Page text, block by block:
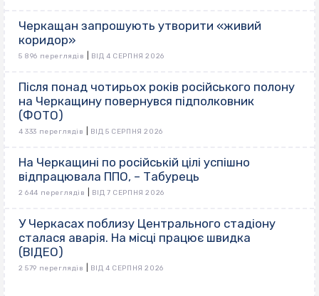
Черкащан запрошують утворити «живий
коридор»
5 896 переглядів ВІД 4 СЕРПНЯ 2026
Після понад чотирьох років російського полону
на Черкащину повернувся підполковник
(ФОТО)
4 333 переглядів ВІД 5 СЕРПНЯ 2026
На Черкащині по російській цілі успішно
відпрацювала ППО, – Табурець
2 644 переглядів ВІД 7 СЕРПНЯ 2026
У Черкасах поблизу Центрального стадіону
сталася аварія. На місці працює швидка
(ВІДЕО)
2 579 переглядів ВІД 4 СЕРПНЯ 2026